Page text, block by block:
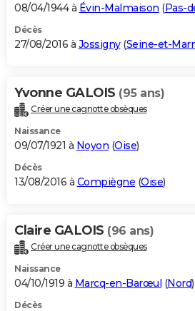
08/04/1944 à Évin-Malmaison (Pas-
Décès
27/08/2016 à Jossigny(Seine-et-
Yvonne GALOIS (95 ans)
Créer une cagnotte obsèques
Naissance
09/07/1921 à Noyon (Oise)
Décès
13/08/2016 à Compiègne (Oise)
Claire GALOIS (96 ans)
Créer une cagnotte obsèques
Naissance
04/10/1919 à Marcq-en-Barœul (Nord)
Décès